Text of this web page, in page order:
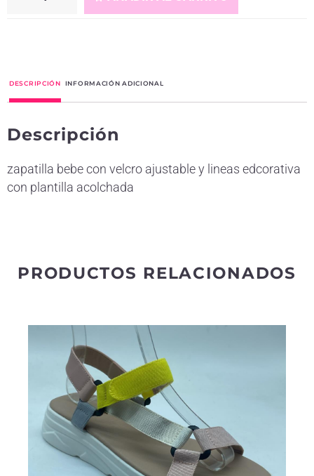
e
n
t
DESCRIPCIÓN INFORMACIÓN ADICIONAL
Descripción
zapatilla bebe con velcro ajustable y lineas edcorativa
con plantilla acolchada
PRODUCTOS RELACIONADOS